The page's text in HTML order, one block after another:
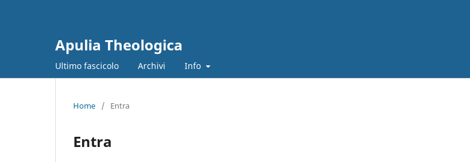
Apulia Theologica
Ultimo fascicolo Archivi Info
Home / Entra
Entra